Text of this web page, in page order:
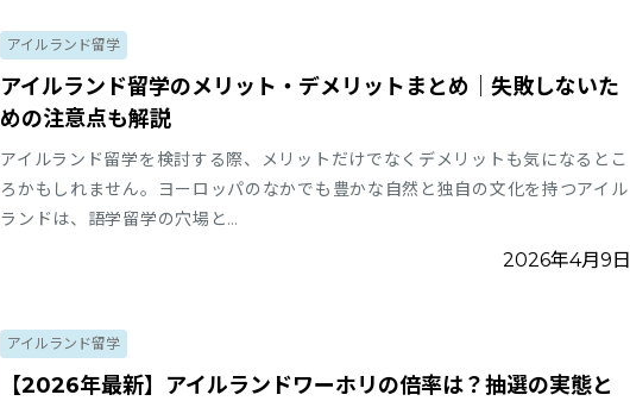
アイルランド留学
アイルランド留学のメリット・デメリットまとめ｜失敗しないた
めの注意点も解説
アイルランド留学を検討する際、メリットだけでなくデメリットも気になるとこ
ろかもしれません。ヨーロッパのなかでも豊かな自然と独自の文化を持つアイル
ランドは、語学留学の穴場と…
2026年4月9日
アイルランド留学
【2026年最新】アイルランドワーホリの倍率は？抽選の実態と